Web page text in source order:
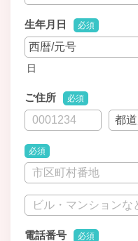
生年月日 必須
日
ご住所 必須
必須
電話番号 必須